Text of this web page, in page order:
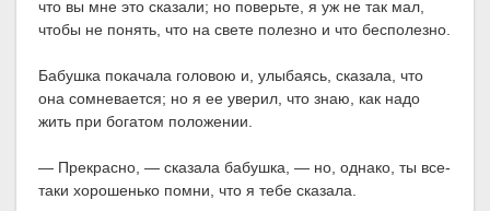
что вы мне это сказали; но поверьте, я уж не так мал,
чтобы не понять, что на свете полезно и что бесполезно.
Бабушка покачала головою и, улыбаясь, сказала, что
она сомневается; но я ее уверил, что знаю, как надо
жить при богатом положении.
— Прекрасно, — сказала бабушка, — но, однако, ты все-
таки хорошенько помни, что я тебе сказала.